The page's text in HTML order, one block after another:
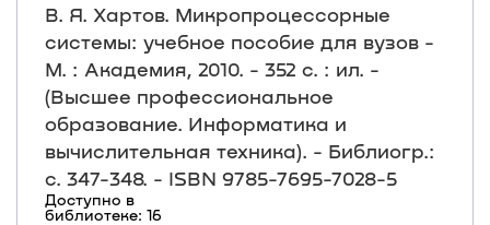
В. Я. Хартов. Микропроцессорные
системы: учебное пособие для вузов -
М. : Академия, 2010. - 352 с. : ил. -
(Высшее профессиональное
образование. Информатика и
вычислительная техника). - Библиогр.:
с. 347-348. - ISBN 9785-7695-7028-5
Доступно в
библиотеке: 16